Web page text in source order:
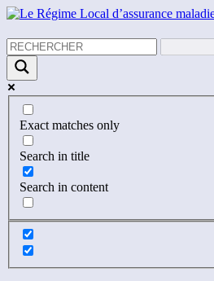
Exact matches only
Search in title
Search in content